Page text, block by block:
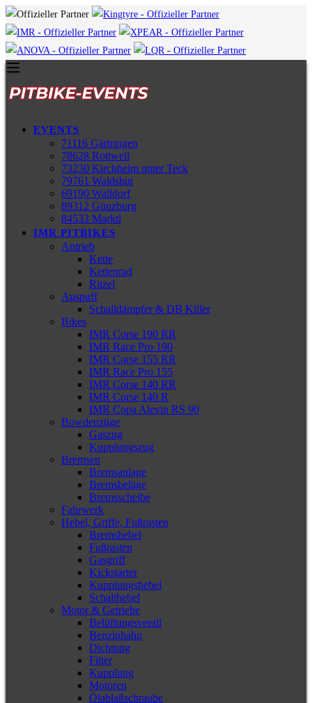
EVENTS
71116 Gärtringen
78628 Rottweil
73230 Kirchheim unter Teck
79761 Waldshut
69190 Walldorf
89312 Günzburg
84533 Marktl
IMR PITBIKES
Antrieb
Kette
Kettenrad
Ritzel
Auspuff
Schalldämpfer & DB Killer
Bikes
IMR Corse 190 RR
IMR Race Pro 190
IMR Corse 155 RR
IMR Race Pro 155
IMR Corse 140 RR
IMR Corse 140 R
IMR Copa Alevin RS 90
Bowdenzüge
Gaszug
Kupplungszug
Bremsen
Bremsanlage
Bremsbeläge
Bremsscheibe
Fahrwerk
Hebel, Griffe, Fußrasten
Bremshebel
Fußrasten
Gasgriff
Kickstarter
Kupplungshebel
Schalthebel
Motor & Getriebe
Belüftungsventil
Benzinhahn
Dichtung
Filter
Kupplung
Motoren
Ölablaßschraube